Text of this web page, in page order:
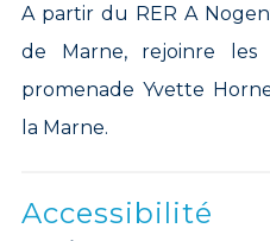
A partir du RER A
de Marne, rejoinre
promenade Yvette
la Marne.
Accessibilité